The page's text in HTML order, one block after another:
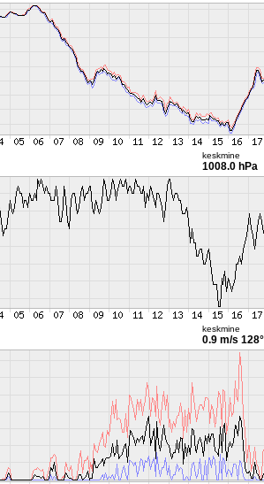
keskmine
1008.0 hPa
keskmine
0.9 m/s 128°